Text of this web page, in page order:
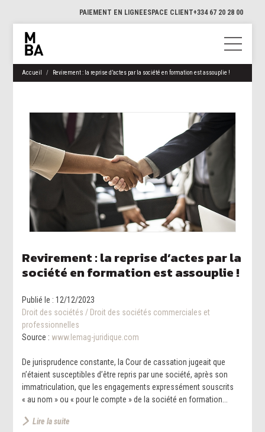
PAIEMENT EN LIGNEESPACE CLIENT+334 67 20 28 00
Accueil Revirement : la reprise d’actes par la société en formation est assouplie !
Revirement : la reprise d’actes par la
société en formation est assouplie !
Publié le :12/12/2023
Droit des sociétés / Droit des sociétés commerciales et
professionnelles
Source : www.lemag-juridique.com
De jurisprudence constante, la Cour de cassation jugeait que
n’étaient susceptibles d’être repris par une société, après son
immatriculation, que les engagements expressément souscrits
« au nom » ou « pour le compte » de la société en formation...
Lire la suite